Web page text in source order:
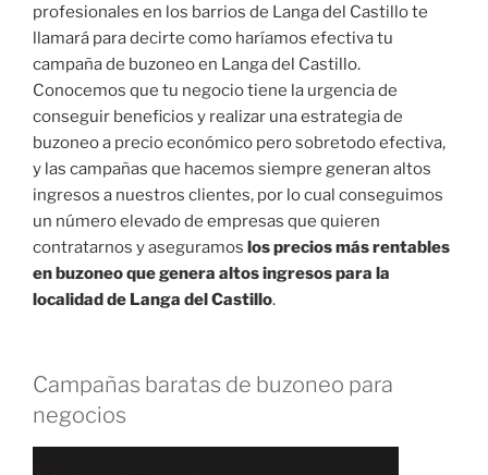
profesionales en los barrios de Langa del Castillo te
llamará para decirte como haríamos efectiva tu
campaña de buzoneo en Langa del Castillo.
Conocemos que tu negocio tiene la urgencia de
conseguir beneficios y realizar una estrategia de
buzoneo a precio económico pero sobretodo efectiva,
y las campañas que hacemos siempre generan altos
ingresos a nuestros clientes, por lo cual conseguimos
un número elevado de empresas que quieren
contratarnos y aseguramos los precios más rentables
en buzoneo que genera altos ingresos para la
localidad de Langa del Castillo.
Campañas baratas de buzoneo para
negocios